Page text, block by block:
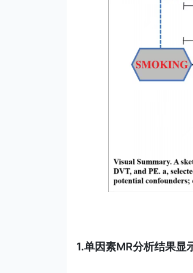
1.单因素MR分析结果显